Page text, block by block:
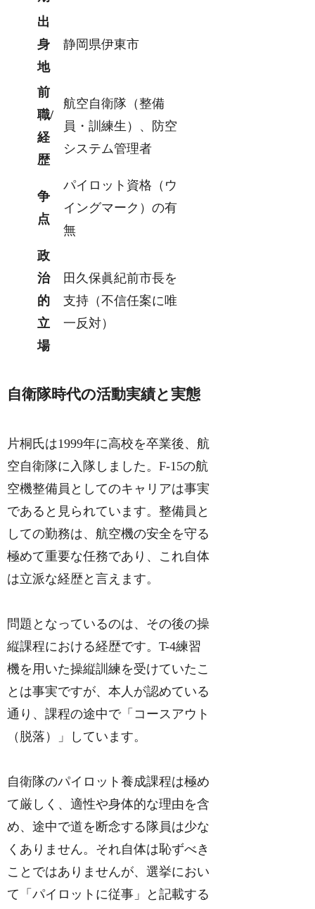
出
身
地
静岡県伊東市
前
職/
経
歴
航空自衛隊（整備
員・訓練生）、防空
システム管理者
争
点
パイロット資格（ウ
イングマーク）の有
無
政
治
的
立
場
田久保眞紀前市長を
支持（不信任案に唯
一反対）
自衛隊時代の活動実績と実態
片桐氏は1999年に高校を卒業後、航
空自衛隊に入隊しました。F-15の航
空機整備員としてのキャリアは事実
であると見られています。整備員と
しての勤務は、航空機の安全を守る
極めて重要な任務であり、これ自体
は立派な経歴と言えます。
問題となっているのは、その後の操
縦課程における経歴です。T-4練習
機を用いた操縦訓練を受けていたこ
とは事実ですが、本人が認めている
通り、課程の途中で「コースアウト
（脱落）」しています。
自衛隊のパイロット養成課程は極め
て厳しく、適性や身体的な理由を含
め、途中で道を断念する隊員は少な
くありません。それ自体は恥ずべき
ことではありませんが、選挙におい
て「パイロットに従事」と記載する